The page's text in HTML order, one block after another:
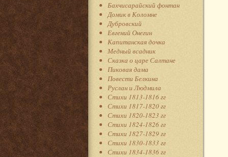
Бахчисарайский фонтан
Домик в Коломне
Дубровский
Евгений Онегин
Капитанская дочка
Медный всадник
Сказка о царе Салтане
Пиковая дама
Повести Белкина
Руслан и Людмила
Стихи 1813-1816 гг
Стихи 1817-1820 гг
Стихи 1820-1823 гг
Стихи 1824-1826 гг
Стихи 1827-1829 гг
Стихи 1830-1833 гг
Стихи 1834-1836 гг